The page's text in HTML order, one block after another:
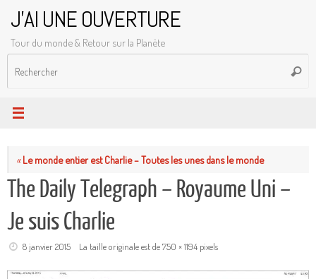
contenu
J'AI UNE OUVERTURE
Tour du monde & Retour sur la Planète
«Le monde entier est Charlie – Toutes les unes dans le monde
The Daily Telegraph – Royaume Uni –
Je suis Charlie
8 janvier 2015 La taille originale est de750 × 1194pixels